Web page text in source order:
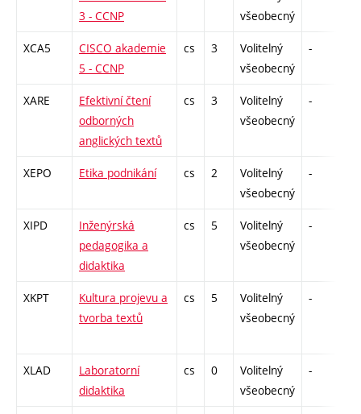
3 - CCNP
všeobecný
XCA5
CISCO akademie
5 - CCNP
cs 3
Volitelný
všeobecný
-
XARE
Efektivní čtení
odborných
anglických textů
cs 3
Volitelný
všeobecný
-
XEPO Etika podnikání cs 2
Volitelný
všeobecný
-
XIPD
Inženýrská
pedagogika a
didaktika
cs 5
Volitelný
všeobecný
-
XKPT
Kultura projevu a
tvorba textů
cs 5
Volitelný
všeobecný
-
XLAD
Laboratorní
didaktika
cs 0
Volitelný
všeobecný
-